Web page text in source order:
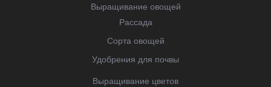
Выращивание овощей
Рассада
Сорта овощей
Удобрения для почвы
Выращивание цветов